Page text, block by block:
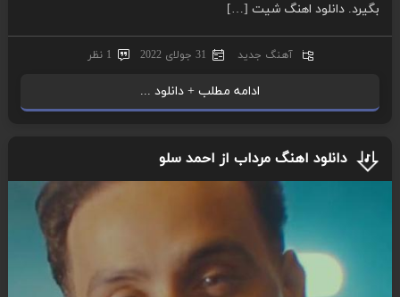
بگیرد. دانلود اهنگ شیت […]
آهنگ جدید 31 جولای 2022 1 نظر
ادامه مطلب + دانلود ...
دانلود اهنگ مرداب از احمد سلو